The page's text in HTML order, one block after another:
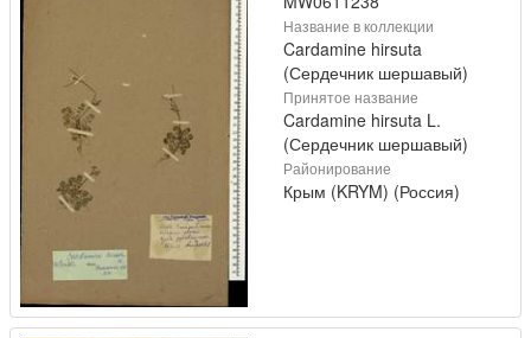
Название в коллекции
Cardamine hirsuta
(Сердечник шершавый)
Принятое название
Cardamine hirsuta L.
(Сердечник шершавый)
Районирование
Крым (KRYM) (Россия)